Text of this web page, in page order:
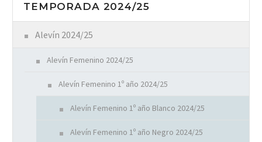
TEMPORADA 2024/25
Alevín 2024/25
Alevín Femenino 2024/25
Alevín Femenino 1º año 2024/25
Alevín Femenino 1º año Blanco 2024/25
Alevín Femenino 1º año Negro 2024/25